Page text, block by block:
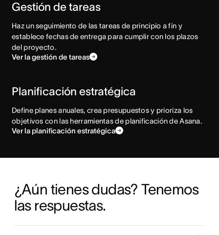
Gestión de tareas
Haz un seguimiento de las tareas de principio a fin y
establece fechas de entrega para cumplir con los plazos
del proyecto.
Ver la gestión de tareas
Planificación estratégica
Define planes anuales, crea presupuestos y prioriza los
objetivos con las herramientas de planificación de Asana.
Ver la planificación estratégica
¿Aún tienes dudas? Tenemos
las respuestas.